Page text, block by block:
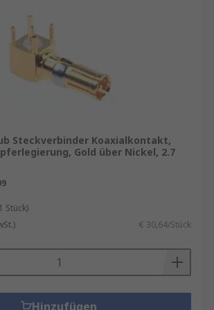
Steckverbinder Koaxialkontakt,
Gold über Nickel, 2.7
Stück)
€ 30,64/Stück
Hinzufügen